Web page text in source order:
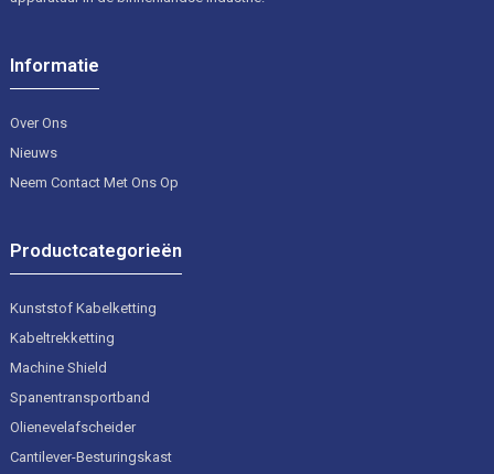
aluminium kettingen waarop je kunt vertrouwen.
Informatie
Over Ons
Nieuws
Neem Contact Met Ons Op
Productcategorieën
Kunststof Kabelketting
Kabeltrekketting
Machine Shield
Spanentransportband
Olienevelafscheider
Cantilever-Besturingskast